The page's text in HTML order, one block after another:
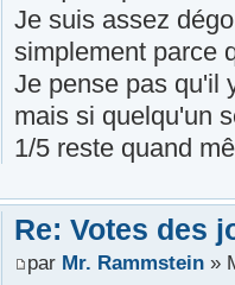
Je suis assez
simplement parce
Je pense pas qu'il
mais si quelqu'un
1/5 reste quand
Re: Votes des
par Mr. Rammstein»